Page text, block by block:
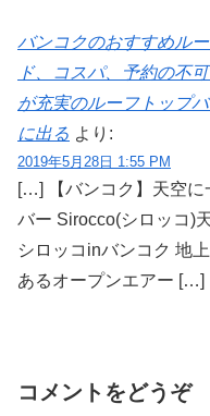
バンコクのおすすめル
ド、コスパ、予約の不
が充実のルーフトップ
に出る より:
2019年5月28日 1:55 PM
[…] 【バンコク】天空
バー Sirocco(シロッコ)
シロッコinバンコク 地
あるオープンエアー […]
コメントをどうぞ